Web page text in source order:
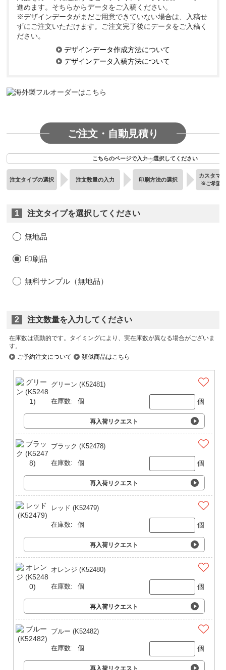
進めます。そちらからデータをご入稿ください。
※デザインデータがまだご用意できていない場合は、入稿せ
ずにご注文いただけます。ご注文完了後にデータをご入稿く
ださい。
デザインデータ作成方法について
デザインデータ入稿方法について
ご注文・自動見積り
こちらのページで入力・選択してください
注文タイプの選択 注文数量の入力 印刷方法の選択
カスタマ
※ご希望
1 注文タイプを選択してください
無地品
印刷品
無料サンプル（無地品）
2 注文数量を入力してください
在庫数は流動的です。タイミングにより、実在庫数が異なる場合がございま
す。
ご予約注文について
類似商品はこちら
グリーン (K52481)
在庫数: 個 個
再入荷リクエスト
ブラック (K52478)
在庫数: 個 個
再入荷リクエスト
レッド (K52479)
在庫数: 個 個
再入荷リクエスト
オレンジ (K52480)
在庫数: 個 個
再入荷リクエスト
ブルー (K52482)
在庫数: 個 個
再入荷リクエスト